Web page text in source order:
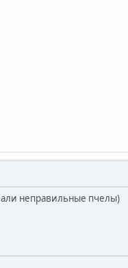
неправильные пчелы)